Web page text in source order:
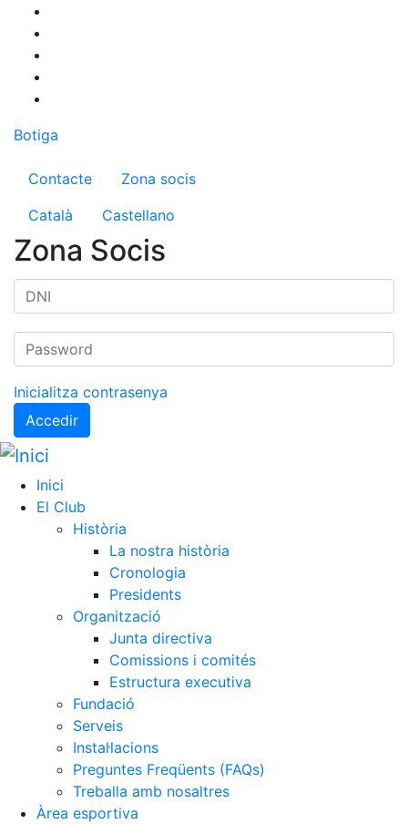
contingut
Botiga
Menú del compte d'usuari
Contacte
Zona socis
Català
Castellano
Zona Socis
Inicialitza contrasenya
Accedir
Inici
El Club
Història
La nostra història
Cronologia
Presidents
Organització
Junta directiva
Comissions i comités
Estructura executiva
Fundació
Serveis
Instal·lacions
Preguntes Freqüents (FAQs)
Treballa amb nosaltres
Àrea esportiva